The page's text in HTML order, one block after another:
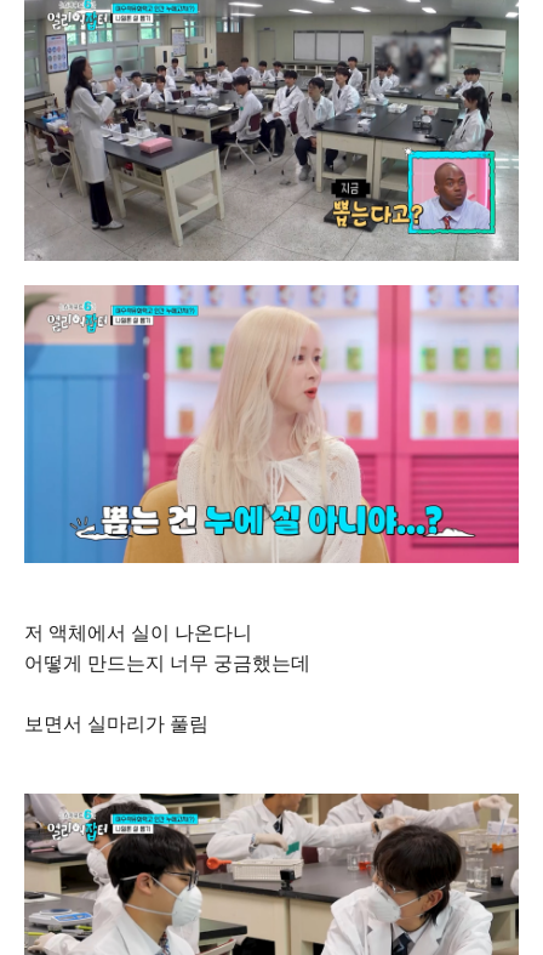
저 액체에서 실이 나온다니
어떻게 만드는지 너무 궁금했는데
보면서 실마리가 풀림